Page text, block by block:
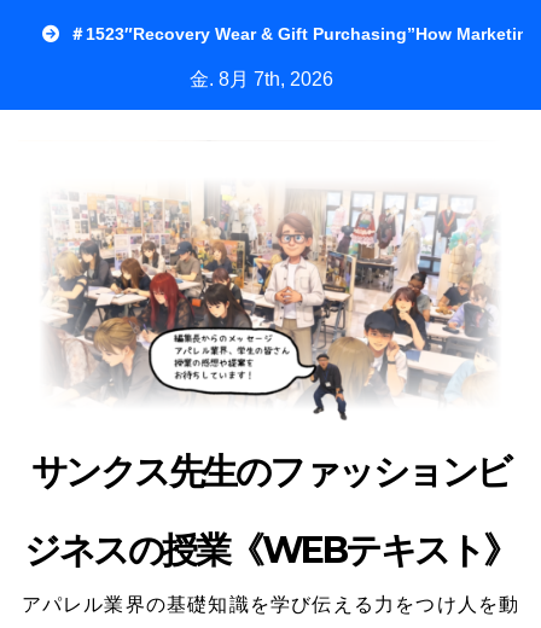
＃1523″Recovery Wear & Gift Purchasing”How
金. 8月 7th, 2026
サンクス先生のファッションビ
ジネスの授業《WEBテキスト》
アパレル業界の基礎知識を学び伝える力をつけ人を動